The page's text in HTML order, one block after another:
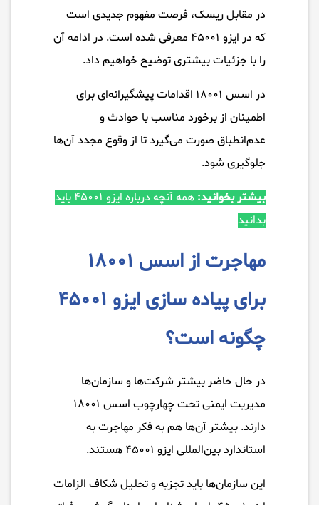
در مقابل ریسک، فرصت مفهوم جدیدی است
که در ایزو ۴۵۰۰۱ معرفی شده است. در ادامه آن
را با جزئیات بیشتری توضیح خواهیم داد.
در اسس ۱۸۰۰۱ اقدامات پیشگیرانه‌ای برای
اطمینان از برخورد مناسب با حوادث و
عدم‌انطباق صورت می‌گیرد تا از وقوع مجدد آن‌ها
جلوگیری شود.
بیشتر بخوانید:
همه آنچه درباره ایزو ۴۵۰۰۱ باید
بدانید
مهاجرت از اسس ۱۸۰۰۱
برای پیاده سازی ایزو ۴۵۰۰۱
چگونه است؟
در حال حاضر بیشتر شرکت‌ها و سازمان‌ها
مدیریت ایمنی تحت چهارچوب اسس ۱۸۰۰۱
دارند. بیشتر آن‌ها هم به فکر مهاجرت به
استاندارد بین‌المللی ایزو ۴۵۰۰۱ هستند.
این سازمان‌ها باید تجزیه و تحلیل شکاف الزامات